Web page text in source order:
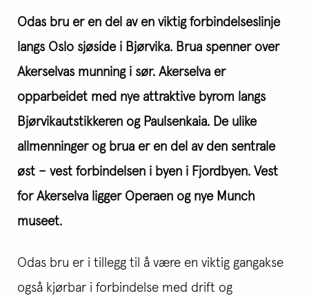
Odas bru er en del av en viktig forbindelseslinje
langs Oslo sjøside i Bjørvika. Brua spenner over
Akerselvas munning i sør. Akerselva er
opparbeidet med nye attraktive byrom langs
Bjørvikautstikkeren og Paulsenkaia. De ulike
allmenninger og brua er en del av den sentrale
øst – vest forbindelsen i byen i Fjordbyen. Vest
for Akerselva ligger Operaen og nye Munch
museet.
Odas bru er i tillegg til å være en viktig gangakse
også kjørbar i forbindelse med drift og